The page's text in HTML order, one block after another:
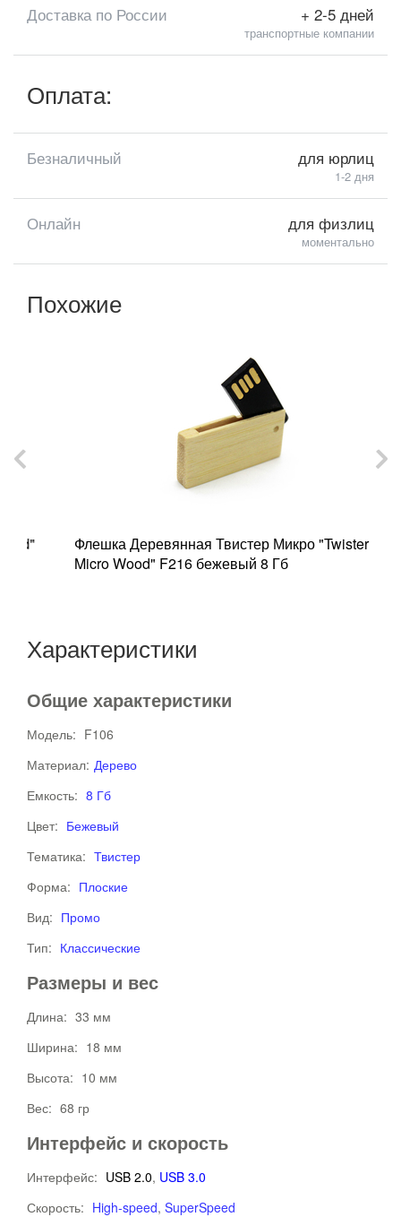
Доставка по России + 2-5 дней
транспортные компании
Оплата:
Безналичный для юрлиц
1-2 дня
Онлайн для физлиц
моментально
Похожие
Флешка Деревянная Твистер Микро "Twister
Micro Wood" F216 бежевый 8 Гб
Характеристики
Общие характеристики
Модель: F106
Материал: Дерево
Емкость: 8 Гб
Цвет: Бежевый
Тематика: Твистер
Форма: Плоские
Вид: Промо
Тип: Классические
Размеры и вес
Длина: 33 мм
Ширина: 18 мм
Высота: 10 мм
Вес: 68 гр
Интерфейс и скорость
Интерфейс: USB 2.0, USB 3.0
Скорость: High-speed, SuperSpeed